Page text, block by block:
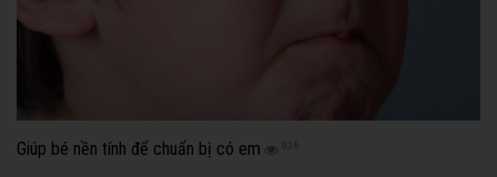
Giúp bé nền tính để chuẩn bị có em 936